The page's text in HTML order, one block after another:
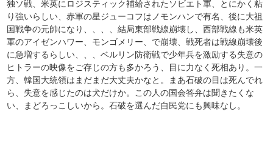
独ソ戦、米英にロジスティック補給されたソビエト軍、とにかく粘
り強いらしい、赤軍の星ジューコフはノモンハンで有名、後に大祖
国戦争の元帥になり、、、、結局東部戦線崩壊し、西部戦線も米英
軍のアイゼンハワー、モンゴメリー、で崩壊、戦死者は戦線崩壊後
に急増するらしい、、、ベルリン防衛戦で少年兵を激励する失意の
ヒトラーの映像をご存じの方も多かろう、目に力なく死相あり。一
方、韓国大統領はまだまだ大丈夫かなと。まあ石破の目は死んでれ
ら、失意を感じたのは犬だけか。この人の国会答弁は聞きたくな
い、まどろっこしいから。石破を選んだ自民党にも興味なし。